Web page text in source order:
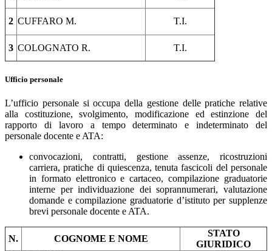
2 CUFFARO M. T.I.
3 COLOGNATO R. T.I.
Ufficio personale
L’ufficio personale si occupa della gestione delle pratiche relative
alla costituzione, svolgimento, modificazione ed estinzione del
rapporto di lavoro a tempo determinato e indeterminato del
personale docente e ATA:
convocazioni, contratti, gestione assenze, ricostruzioni
carriera, pratiche di quiescenza, tenuta fascicoli del personale
in formato elettronico e cartaceo, compilazione graduatorie
interne per individuazione dei soprannumerari, valutazione
domande e compilazione graduatorie d’istituto per supplenze
brevi personale docente e ATA.
N. COGNOME E NOME
STATO
GIURIDICO